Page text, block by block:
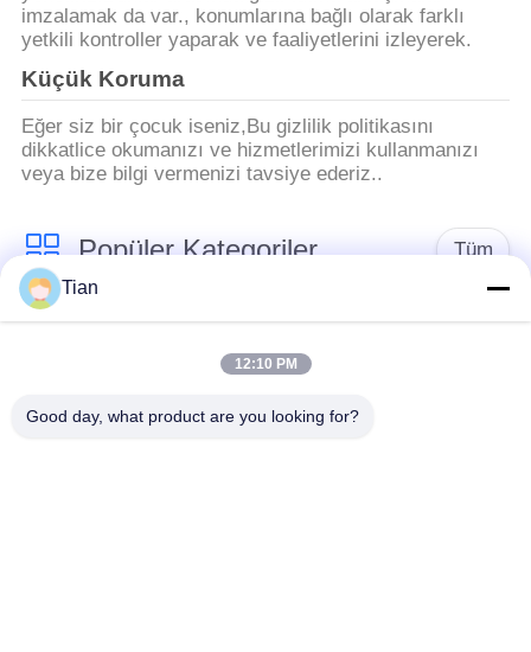
imzalamak da var., konumlarına bağlı olarak farklı
yetkili kontroller yaparak ve faaliyetlerini izleyerek.
Küçük Koruma
Eğer siz bir çocuk iseniz,Bu gizlilik politikasını
dikkatlice okumanızı ve hizmetlerimizi kullanmanızı
veya bize bilgi vermenizi tavsiye ederiz..
Popüler Kategoriler Tüm
makine
Automatic Paper Box
Automatic Case
Tian
12:10 PM
Good day, what product are you looking for?